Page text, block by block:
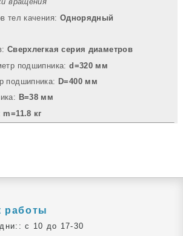
тел качения: Однорядный
Сверхлегкая серия диаметров
подшипника:d=320 мм
подшипника: D=400 мм
B=38 мм
m=11.8 кг
работы
c 10 до 17-30